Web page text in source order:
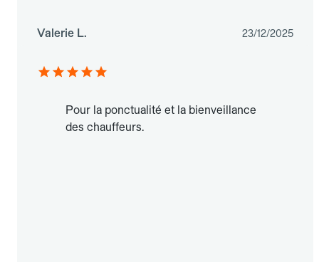
Valerie L. 23/12/2025
Pour la ponctualité et la bienveillance
des chauffeurs.